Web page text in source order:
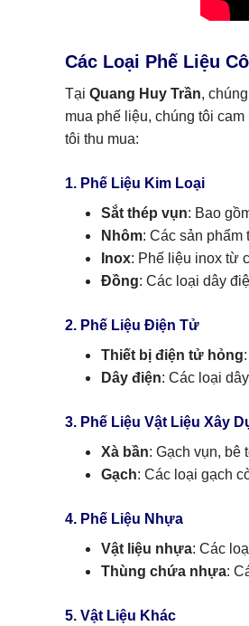
Các Loại Phế Liệu
Tại Quang Huy Trần,
mua phế liệu, chúng tôi
tôi thu mua:
1. Phế Liệu Kim Loại
Sắt thép vụn: Bao
Nhôm: Các sản
Inox: Phế liệu inox từ
Đồng: Các loại dây
2. Phế Liệu Điện Tử
Thiết bị điện tử hỏng
Dây điện: Các loại
3. Phế Liệu Vật Liệu Xây
Xà bần: Gạch vụn, bê
Gạch: Các loại gạch
4. Phế Liệu Nhựa
Vật liệu nhựa: Các
Thùng chứa nhựa:
5. Vật Liệu Khác